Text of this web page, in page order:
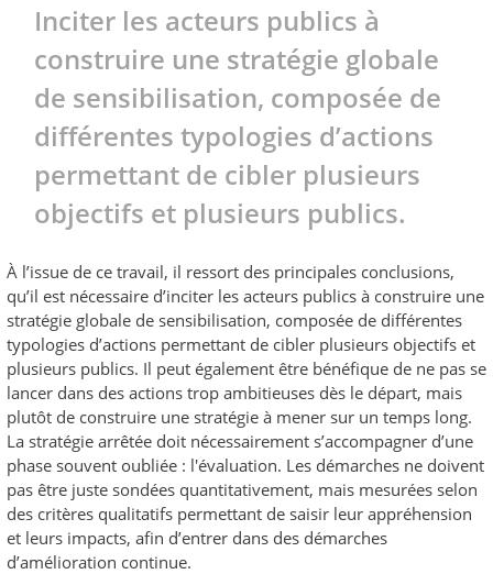
Inciter les acteurs publics à
construire une stratégie globale
de sensibilisation, composée de
différentes typologies d’actions
permettant de cibler plusieurs
objectifs et plusieurs publics.
À l’issue de ce travail, il ressort des principales conclusions,
qu’il est nécessaire d’inciter les acteurs publics à construire une
stratégie globale de sensibilisation, composée de différentes
typologies d’actions permettant de cibler plusieurs objectifs et
plusieurs publics. Il peut également être bénéfique de ne pas se
lancer dans des actions trop ambitieuses dès le départ, mais
plutôt de construire une stratégie à mener sur un temps long.
La stratégie arrêtée doit nécessairement s’accompagner d’une
phase souvent oubliée : l'évaluation. Les démarches ne doivent
pas être juste sondées quantitativement, mais mesurées selon
des critères qualitatifs permettant de saisir leur appréhension
et leurs impacts, afin d’entrer dans des démarches
d’amélioration continue.